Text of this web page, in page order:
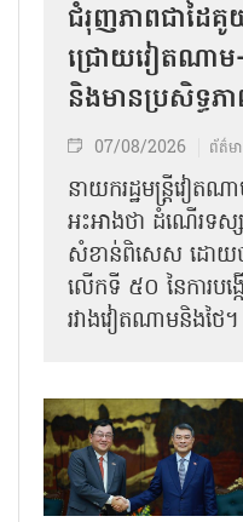
ជំរុញភាពជាដៃគូ
ជ្រោយវៀតណាម-
និងមានប្រសិទ្ធភ
07/08/2026 ព័ត៌ម
នាយករដ្ឋមន្ត្រីវៀ
អះអាងថា ដំណើរទស្
សំខាន់ពិសេស ដោយប
លើកទី ៥០ នៃការបង្
រវាងវៀតណាមនិងថៃ។